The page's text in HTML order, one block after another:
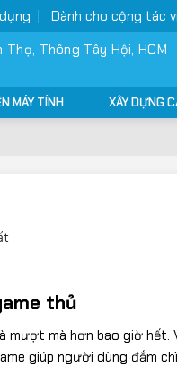
Dành cho cộng tác
Thọ, Thông Tây Hội, HCM
MÁY TÍNH XÂY DỰNG
thủ
mà hơn bao giờ hết.
giúp người dùng đắm